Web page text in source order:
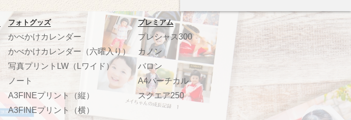
フォトグッズ
かべかけカレンダー
かべかけカレンダー（六曜入り）
写真プリントLW（Lワイド）
ノート
A3FINEプリント（縦）
A3FINEプリント（横）
プレミアム
プレシャス300
カノン
バロン
A4バーチカル
スクエア250